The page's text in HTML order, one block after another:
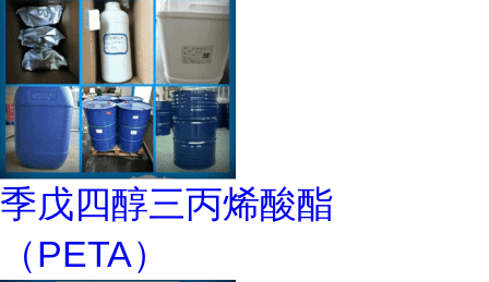
季戊四醇三丙烯酸酯
（PETA）